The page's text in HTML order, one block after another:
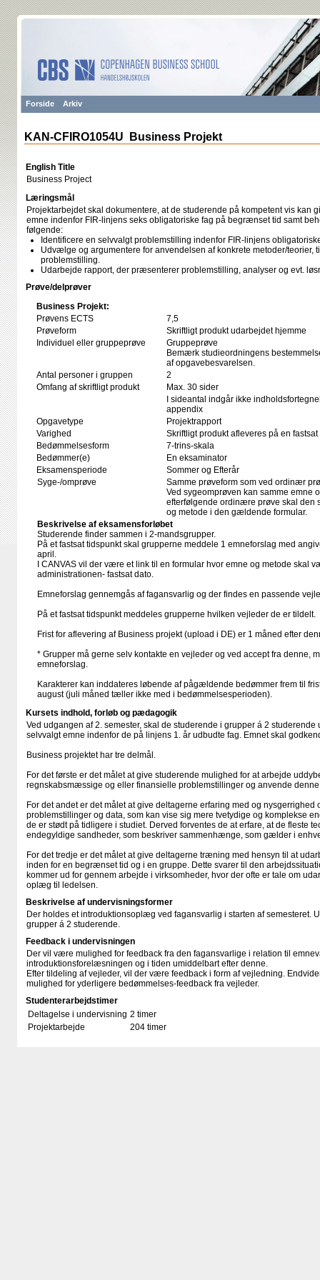
Forside Arkiv
KAN-CFIRO1054U Business Projekt
English Title
Business Project
Læringsmål
Projektarbejdet skal dokumentere, at de studerende på kompetent vis kan
emne indenfor FIR-linjens seks obligatoriske fag på begrænset tid samt
følgende:
Identificere en selvvalgt problemstilling indenfor FIR-linjens
Udvælge og argumentere for anvendelsen af konkrete metoder/teorier,
problemstilling.
Udarbejde rapport, der præsenterer problemstilling, analyser og evt.
Prøve/delprøver
Business Projekt:
Prøvens ECTS
7,5
Prøveform
Skriftligt produkt udarbejdet hjemme
Individuel eller gruppeprøve
Gruppeprøve
Bemærk studieordningens
af opgavebesvarelsen.
Antal personer i gruppen
2
Omfang af skriftligt produkt
Max. 30 sider
I sideantal indgår ikke
appendix
Opgavetype
Projektrapport
Varighed
Skriftligt produkt afleveres på en
Bedømmelsesform
7-trins-skala
Bedømmer(e)
En eksaminator
Eksamensperiode
Sommer og Efterår
Syge-/omprøve
Samme prøveform som ved ordinær
Ved sygeomprøven kan samme emne
efterfølgende ordinære prøve skal den
og metode i den gældende formular.
Beskrivelse af eksamensforløbet
Studerende finder sammen i 2-mandsgrupper.
På et fastsat tidspunkt skal grupperne meddele 1 emneforslag med
april.
I CANVAS vil der være et link til en formular hvor emne og metode skal
administrationen- fastsat dato.
Emneforslag gennemgås af fagansvarlig og der findes en passende
På et fastsat tidspunkt meddeles grupperne hvilken vejleder de er tildelt.
Frist for aflevering af Business projekt (upload i DE) er 1 måned efter
* Grupper må gerne selv kontakte en vejleder og ved accept fra denne,
emneforslag.
Karakterer kan inddateres løbende af pågældende bedømmer frem til
august (juli måned tæller ikke med i bedømmelsesperioden).
Kursets indhold, forløb og pædagogik
Ved udgangen af 2. semester, skal de studerende i grupper á 2 studerende
selvvalgt emne indenfor de på linjens 1. år udbudte fag. Emnet skal
Business projektet har tre delmål.
For det første er det målet at give studerende mulighed for at arbejde
regnskabsmæssige og eller finansielle problemstillinger og anvende
For det andet er det målet at give deltagerne erfaring med og nysgerrighed
problemstillinger og data, som kan vise sig mere tvetydige og komplekse
de er stødt på tidligere i studiet. Derved forventes de at erfare, at de fleste
endegyldige sandheder, som beskriver sammenhænge, som gælder i
For det tredje er det målet at give deltagerne træning med hensyn til at
inden for en begrænset tid og i en gruppe. Dette svarer til den
kommer ud for gennem arbejde i virksomheder, hvor der ofte er tale om
oplæg til ledelsen.
Beskrivelse af undervisningsformer
Der holdes et introduktionsoplæg ved fagansvarlig i starten af semesteret.
grupper á 2 studerende.
Feedback i undervisningen
Der vil være mulighed for feedback fra den fagansvarlige i relation til
introduktionsforelæsningen og i tiden umiddelbart efter denne.
Efter tildeling af vejleder, vil der være feedback i form af vejledning.
mulighed for yderligere bedømmelses-feedback fra vejleder.
Studenterarbejdstimer
Deltagelse i undervisning 2 timer
Projektarbejde
204 timer